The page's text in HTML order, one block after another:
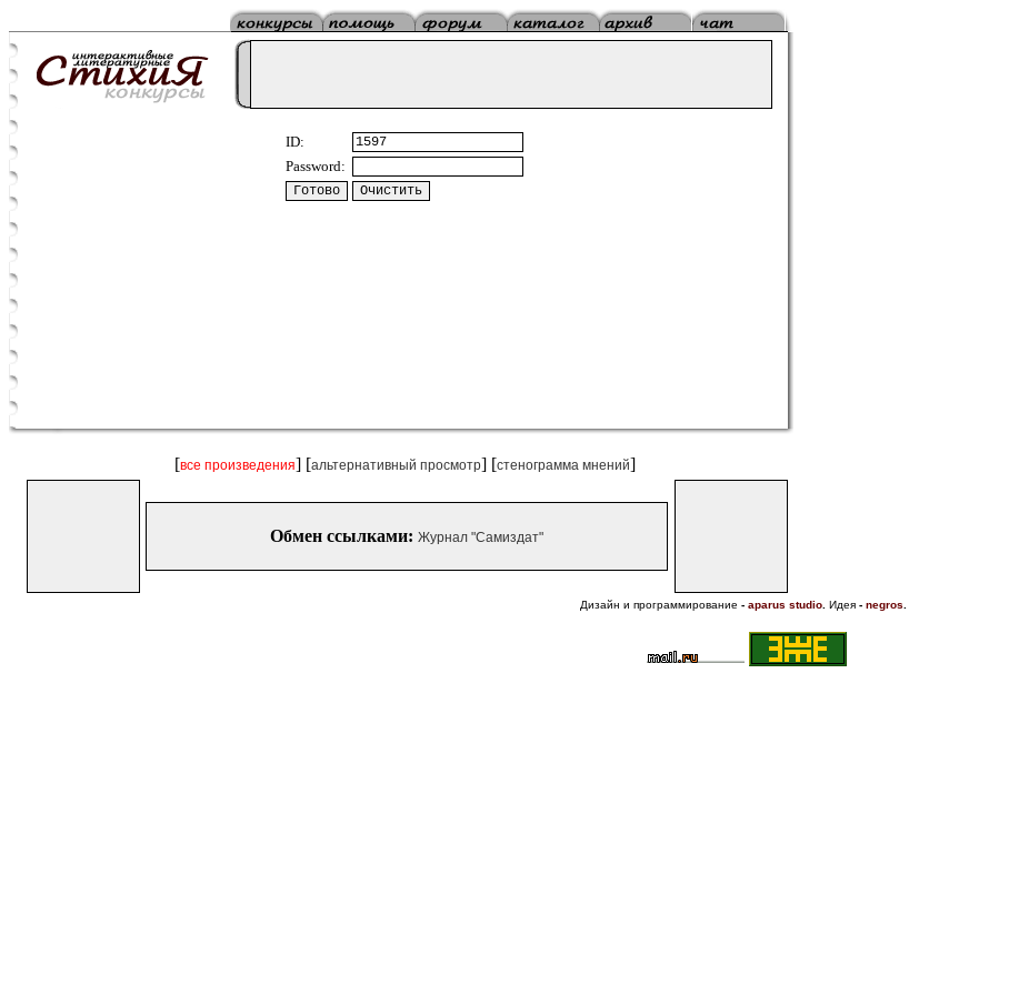
ID:
Password:
[все произведения] [альтернативный просмотр] [стенограмма мнений]
Обмен ссылками: Журнал "Самиздат"
Дизайн и программирование - aparus studio Идея - negros